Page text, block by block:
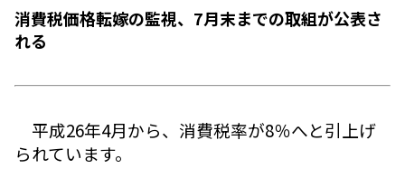
消費税価格転嫁の監視、7月末までの取組が公表さ
れる
平成26年4月から、消費税率が8％へと引上げ
られています。